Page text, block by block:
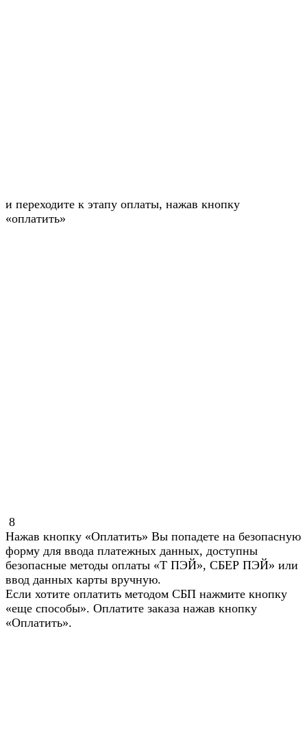
и переходите к этапу оплаты, нажав кнопку
«оплатить»
8
Нажав кнопку «Оплатить» Вы попадете на безопасную
форму для ввода платежных данных, доступны
безопасные методы оплаты «Т ПЭЙ», СБЕР ПЭЙ» или
ввод данных карты вручную.
Если хотите оплатить методом СБП нажмите кнопку
«еще способы». Оплатите заказа нажав кнопку
«Оплатить».